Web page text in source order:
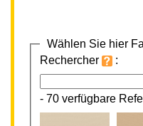
Wählen Sie hier
Rechercher
:
- 70 verfügbare